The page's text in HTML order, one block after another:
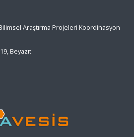
Araştırma Projeleri Koordinasyon
Beyazıt